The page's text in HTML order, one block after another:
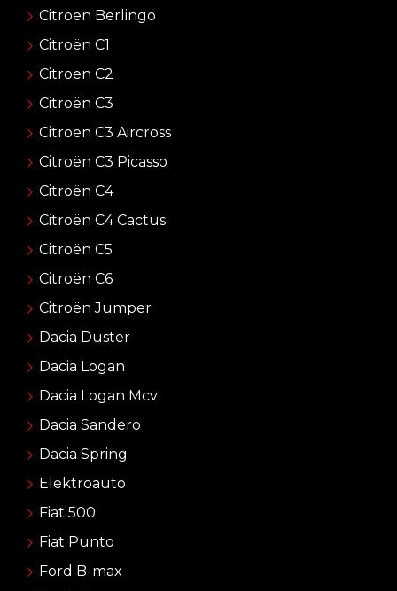
Citroen Berlingo
Citroën C1
Citroen C2
Citroën C3
Citroen C3 Aircross
Citroën C3 Picasso
Citroën C4
Citroën C4 Cactus
Citroën C5
Citroën C6
Citroën Jumper
Dacia Duster
Dacia Logan
Dacia Logan Mcv
Dacia Sandero
Dacia Spring
Elektroauto
Fiat 500
Fiat Punto
Ford B-max